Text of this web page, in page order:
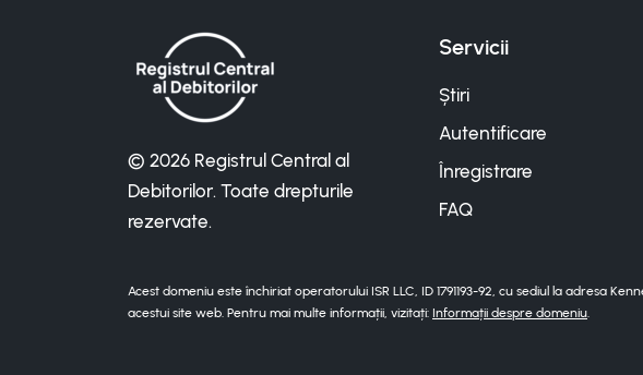
© 2026 Registrul Central al
Debitorilor. Toate drepturile
rezervate.
Servicii
Știri
Autentificare
Înregistrare
FAQ
Acest domeniu este închiriat operatorului ISR LLC, ID 1791193-92, cu sediul la adresa
acestui site web. Pentru mai multe informații, vizitați: Informații despre domeniu.